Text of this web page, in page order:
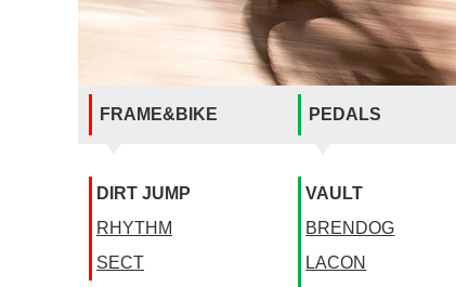
FRAME&BIKE PEDALS
DIRT JUMP
RHYTHM
SECT
VAULT
BRENDOG
LACON